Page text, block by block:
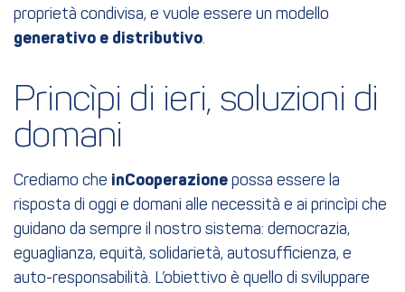
proprietà condivisa, e vuole essere un modello
generativo e distributivo.
Princìpi di ieri, soluzioni di
domani
Crediamo che inCooperazione possa essere la
risposta di oggi e domani alle necessità e ai princìpi che
guidano da sempre il nostro sistema: democrazia,
eguaglianza, equità, solidarietà, autosufficienza, e
auto-responsabilità. L’obiettivo è quello di sviluppare